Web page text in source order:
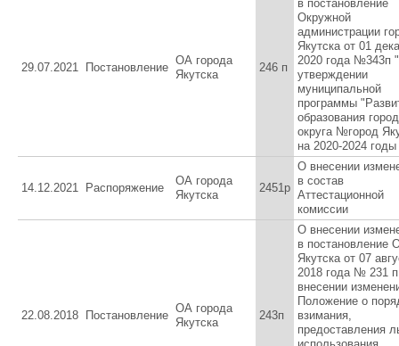
29.07.2021 Постановление
ОА города
Якутска
246 п
в постановление
Окружной
администрации
Якутска от 01
2020 года №343п
утверждении
муниципальной
программы
образования
округа №город
на 2020-2024 годы
14.12.2021 Распоряжение
ОА города
Якутска
2451р
О внесении
в состав
Аттестационной
комиссии
22.08.2018 Постановление
ОА города
Якутска
243п
О внесении
в постановление
Якутска от 07
2018 года № 231
внесении
Положение о
взимания,
предоставления